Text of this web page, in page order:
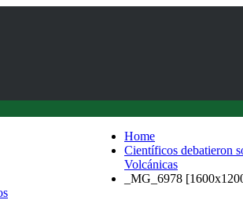
Home
Científicos debatieron
Volcánicas
_MG_6978